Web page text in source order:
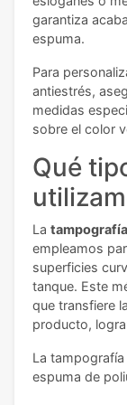
garantiza
espuma.
Para
antiestrés,
medidas
sobre el color
Qué
La tampografía
empleamos
superficies
tanque. Este
que transfiere
producto,
La
espuma de